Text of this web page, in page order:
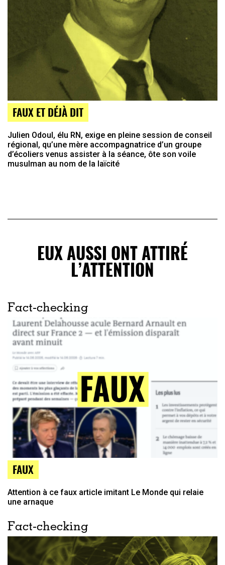
FAUX ET DÉJÀ DIT
Julien Odoul, élu RN, exige en pleine session de conseil
régional, qu’une mère accompagnatrice d’un groupe
d’écoliers venus assister à la séance, ôte son voile
musulman au nom de la laïcité
EUX AUSSI ONT ATTIRÉ
L’ATTENTION
Fact-checking
FAUX
Attention à ce faux article imitant Le Monde qui relaie
une arnaque
Fact-checking